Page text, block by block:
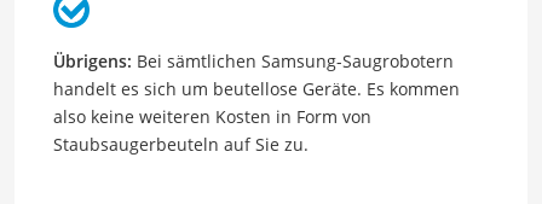
Übrigens: Bei sämtlichen Samsung-Saugrobotern
handelt es sich um beutellose Geräte. Es kommen
also keine weiteren Kosten in Form von
Staubsaugerbeuteln auf Sie zu.